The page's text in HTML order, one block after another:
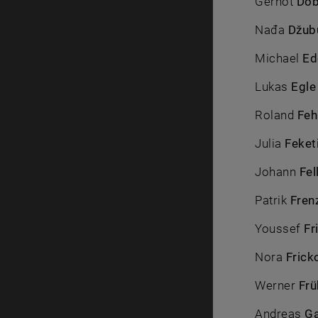
Nađa
Michael
Lukas Egle
Roland
Julia
Johann
Patrik
Youssef
Nora
Werner
Andreas